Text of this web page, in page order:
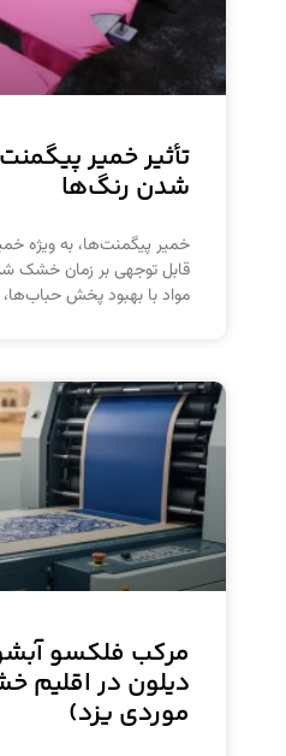
تأثیر خمیر
شدن رنگ‌ها
خمیر پیگمنت‌ها، به ویژه
قابل توجهی بر زمان خشک
مواد با بهبود پخش حباب‌ها،
مرکب فلکسو
دیلون در اقلیم
موردی یزد)